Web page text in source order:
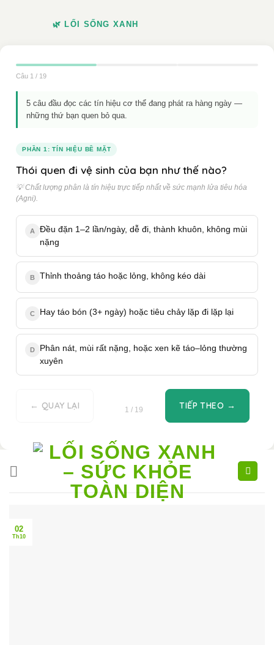
🌿 LỐI SỐNG XANH
Câu 1 / 19
5 câu đầu đọc các tín hiệu cơ thể đang phát ra hàng ngày —
những thứ bạn quen bỏ qua.
PHẦN 1: TÍN HIỆU BỀ MẶT
Thói quen đi vệ sinh của bạn như thế nào?
💡 Chất lượng phân là tín hiệu trực tiếp nhất về sức mạnh lửa tiêu hóa
(Agni).
A
Đều đặn 1–2 lần/ngày, dễ đi, thành khuôn, không mùi
nặng
B Thỉnh thoảng táo hoặc lỏng, không kéo dài
C Hay táo bón (3+ ngày) hoặc tiêu chảy lặp đi lặp lại
D
Phân nát, mùi rất nặng, hoặc xen kẽ táo–lỏng thường
xuyên
← QUAY LẠI 1 / 19 TIẾP THEO →
02
Th10